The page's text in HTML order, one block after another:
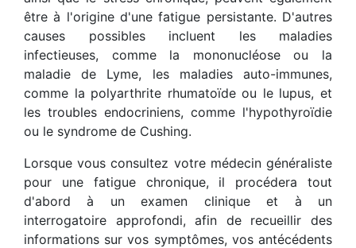
être à l'origine d'une fatigue persistante. D'autres
causes possibles incluent les maladies
infectieuses, comme la mononucléose ou la
maladie de Lyme, les maladies auto-immunes,
comme la polyarthrite rhumatoïde ou le lupus, et
les troubles endocriniens, comme l'hypothyroïdie
ou le syndrome de Cushing.
Lorsque vous consultez votre médecin généraliste
pour une fatigue chronique, il procédera tout
d'abord à un examen clinique et à un
interrogatoire approfondi, afin de recueillir des
informations sur vos symptômes, vos antécédents